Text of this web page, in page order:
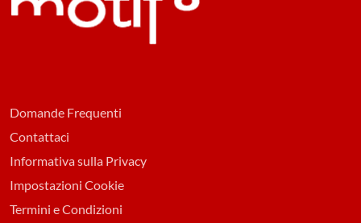
Domande Frequenti
Contattaci
Informativa sulla Privacy
Impostazioni Cookie
Termini e Condizioni